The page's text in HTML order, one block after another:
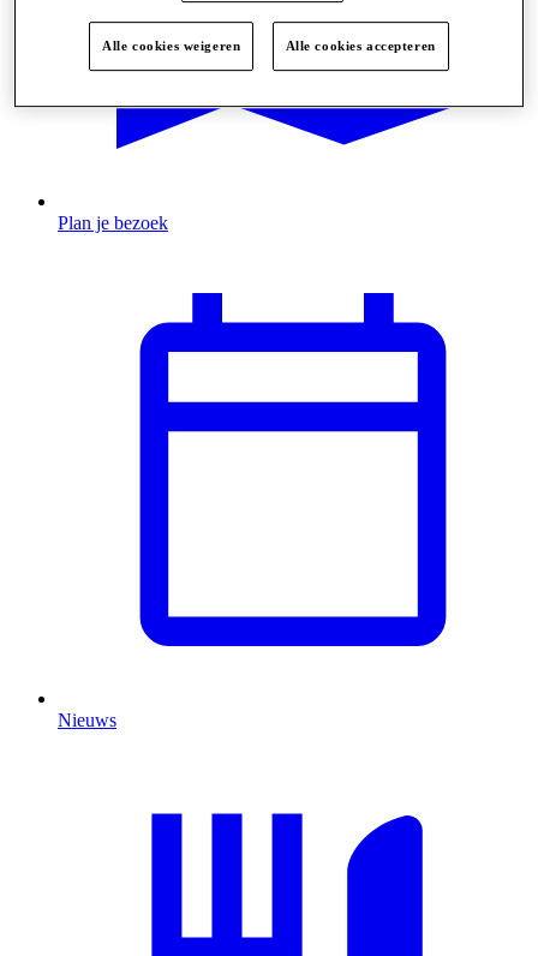
Plan je bezoek
Nieuws
Alle cookies weigeren Alle cookies accepteren